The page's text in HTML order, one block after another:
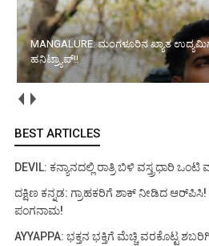
MANGALURE: ಮಂಗಳೂರಿನ ಖ್ಯಾತ
ಹನಿಟ್ರ್ಯಾಪ್!!
BEST ARTICLES
DEVIL: ಕನ್ಯಾನದಲ್ಲಿ ರಾತ್ರಿ ಬಿಳಿ ವಸ್ತ್ರಧಾರಿ
ದಕ್ಷಿಣ ಕನ್ನಡ: ಗ್ರಾಹಕರಿಗೆ ಶಾಕ್ ನೀಡಿದ
ಪಂಗನಾಮ!
AYYAPPA: ಭಕ್ತನ ಭಕ್ತಿಗೆ ಮೆಚ್ಚಿ ವರಕೊಟ್ಟ